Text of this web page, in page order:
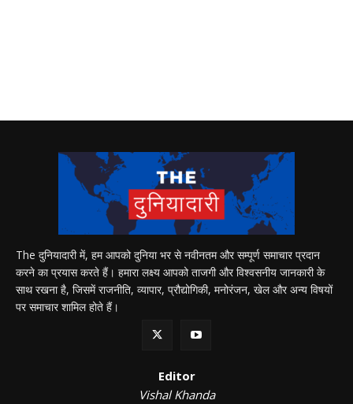
The दुनियादारी में, हम आपको दुनिया भर से नवीनतम और सम्पूर्ण समाचार प्रदान
करने का प्रयास करते हैं। हमारा लक्ष्य आपको ताजगी और विश्वसनीय जानकारी के
साथ रखना है, जिसमें राजनीति, व्यापार, प्रौद्योगिकी, मनोरंजन, खेल और अन्य विषयों
पर समाचार शामिल होते हैं।
Editor
Vishal Khanda